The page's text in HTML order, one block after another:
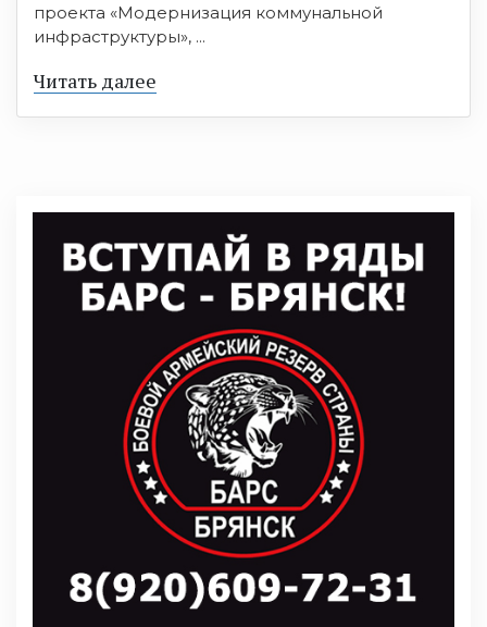
проекта «Модернизация коммунальной
инфраструктуры», ...
Читать далее